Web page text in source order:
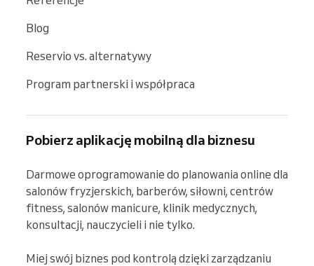
Blog
Reservio vs. alternatywy
Program partnerski i współpraca
Pobierz aplikację mobilną dla biznesu
Darmowe oprogramowanie do planowania online dla
salonów fryzjerskich, barberów, siłowni, centrów
fitness, salonów manicure, klinik medycznych,
konsultacji, nauczycieli i nie tylko.
Miej swój biznes pod kontrolą dzięki zarządzaniu